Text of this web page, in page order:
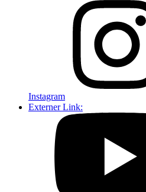
Instagram
Externer Link: